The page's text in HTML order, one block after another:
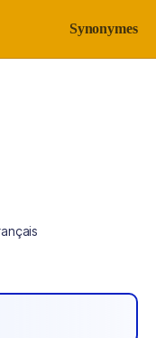
Synonymes